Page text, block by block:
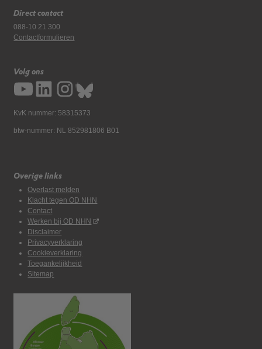
Direct contact
088-10 21 300
Contactformulieren
Volg ons
KvK nummer: 58315373
btw-nummer: NL 852981806 B01
Overige links
Overlast melden
Klacht tegen OD NHN
Contact
Werken bij OD NHN
Disclaimer
Privacyverklaring
Cookieverklaring
Toegankelijkheid
Sitemap